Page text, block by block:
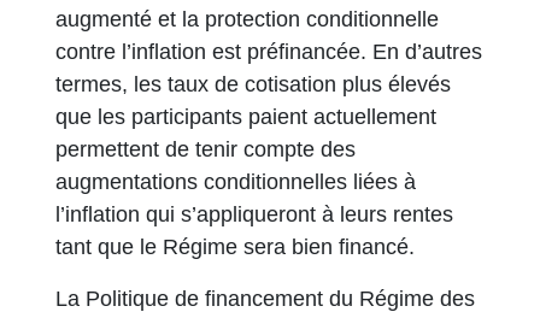
augmenté et la protection conditionnelle
contre l’inflation est préfinancée. En d’autres
termes, les taux de cotisation plus élevés
que les participants paient actuellement
permettent de tenir compte des
augmentations conditionnelles liées à
l’inflation qui s’appliqueront à leurs rentes
tant que le Régime sera bien financé.
La Politique de financement du Régime des